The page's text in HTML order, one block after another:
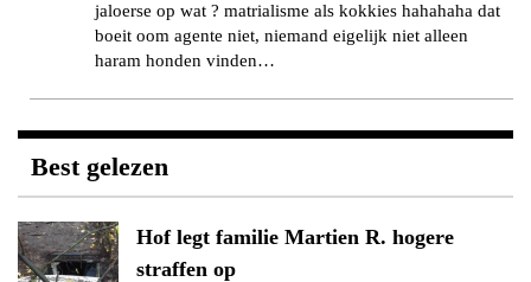
jaloerse op wat ? matrialisme als kokkies hahahaha dat
boeit oom agente niet, niemand eigelijk niet alleen
haram honden vinden…
Best gelezen
Hof legt familie Martien R. hogere
straffen op